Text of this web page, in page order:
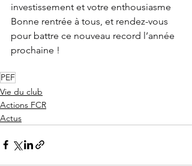
investissement et votre enthousiasme
Bonne rentrée à tous, et rendez-vous
pour battre ce nouveau record l’année
prochaine !
PEF
Vie du club
Actions FCR
Actus